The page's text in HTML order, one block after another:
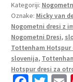
2025-
26
Micky
van
de
Ven
37
Kategoriji:
Oznake: Micky van
Nogometni dresi z
Nogometni Dresi,
Tottenham Hotspur
slovenija,
Hotspur dresi za